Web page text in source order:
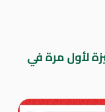
لأول مرة في